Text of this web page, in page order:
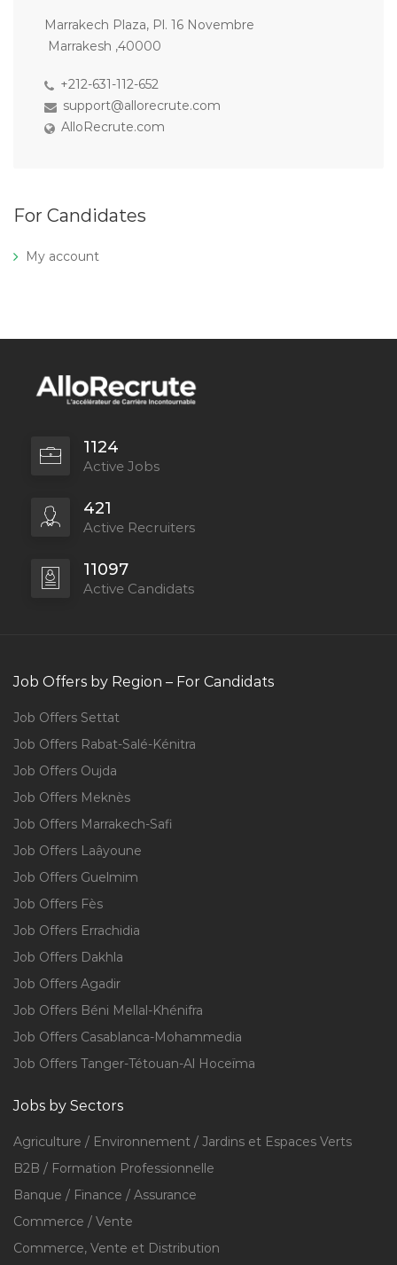
Marrakech Plaza, Pl. 16 Novembre
Marrakesh ,40000
+212-631-112-652
support@allorecrute.com
AlloRecrute.com
For Candidates
My account
1124
Active Jobs
421
Active Recruiters
11097
Active Candidats
Job Offers by Region – For Candidats
Job Offers Settat
Job Offers Rabat-Salé-Kénitra
Job Offers Oujda
Job Offers Meknès
Job Offers Marrakech-Safi
Job Offers Laâyoune
Job Offers Guelmim
Job Offers Fès
Job Offers Errachidia
Job Offers Dakhla
Job Offers Agadir
Job Offers Béni Mellal-Khénifra
Job Offers Casablanca-Mohammedia
Job Offers Tanger-Tétouan-Al Hoceïma
Jobs by Sectors
Agriculture / Environnement / Jardins et Espaces Verts
B2B / Formation Professionnelle
Banque / Finance / Assurance
Commerce / Vente
Commerce, Vente et Distribution